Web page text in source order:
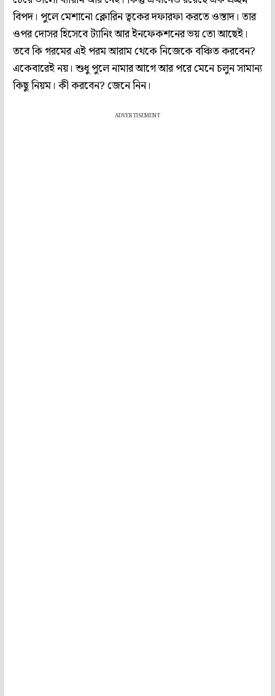
বিপদ। পুলে মেশানো ক্লোরিন ত্বকের দফারফা করতে ওস্তাদ। তার
ওপর দোসর হিসেবে ট্যানিং আর ইনফেকশনের ভয় তো আছেই।
তবে কি গরমের এই পরম আরাম থেকে নিজেকে বঞ্চিত করবেন?
একেবারেই নয়। শুধু পুলে নামার আগে আর পরে মেনে চলুন সামান্য
কিছু নিয়ম। কী করবেন? জেনে নিন।
ADVERTISEMENT